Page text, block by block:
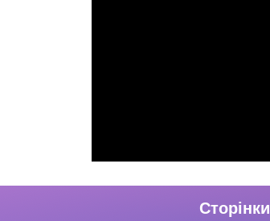
Сторінки